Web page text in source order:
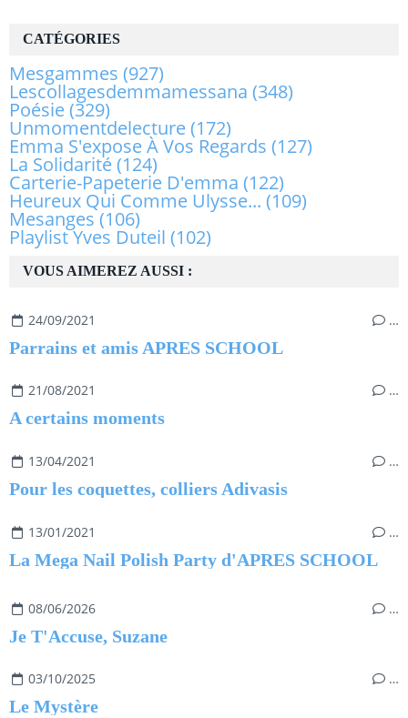
VOUS AIMEREZ AUSSI :
24/09/2021 …
Parrains et amis APRES SCHOOL
21/08/2021 …
A certains moments
13/04/2021 …
Pour les coquettes, colliers Adivasis
13/01/2021 …
La Mega Nail Polish Party d'APRES SCHOOL
08/06/2026 …
Je T'Accuse, Suzane
03/10/2025 …
Le Mystère
CATÉGORIES
Mesgammes (927)
Lescollagesdemmamessana (348)
Poésie(329)
Unmomentdelecture(172)
Emma S'expose À Vos Regards (127)
La Solidarité(124)
Carterie-Papeterie D'emma (122)
Heureux Qui Comme Ulysse... (109)
Mesanges (106)
Playlist Yves Duteil (102)